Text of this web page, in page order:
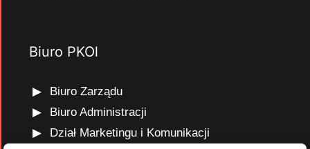
Biuro PKOl
Biuro Zarządu
Biuro Administracji
Dział Marketingu i Komunikacji